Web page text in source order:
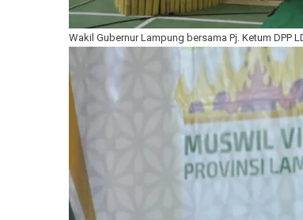
Wakil Gubernur Lampung bersama Pj. Ketum DPP